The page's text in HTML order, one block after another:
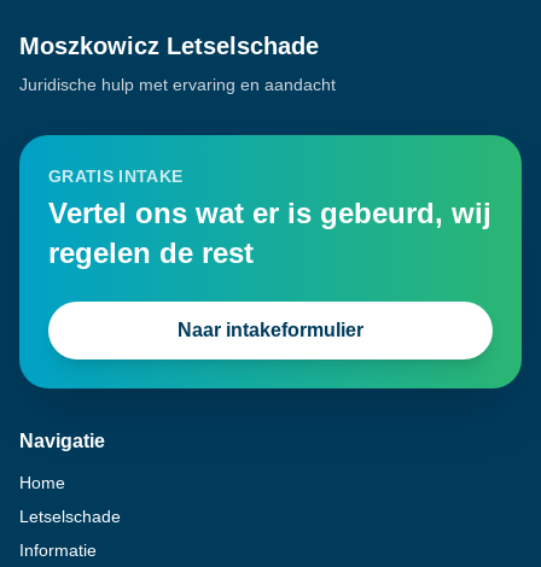
Moszkowicz Letselschade
Juridische hulp met ervaring en aandacht
GRATIS INTAKE
Vertel ons wat er is gebeurd, wij
regelen de rest
Naar intakeformulier
Navigatie
Home
Letselschade
Informatie